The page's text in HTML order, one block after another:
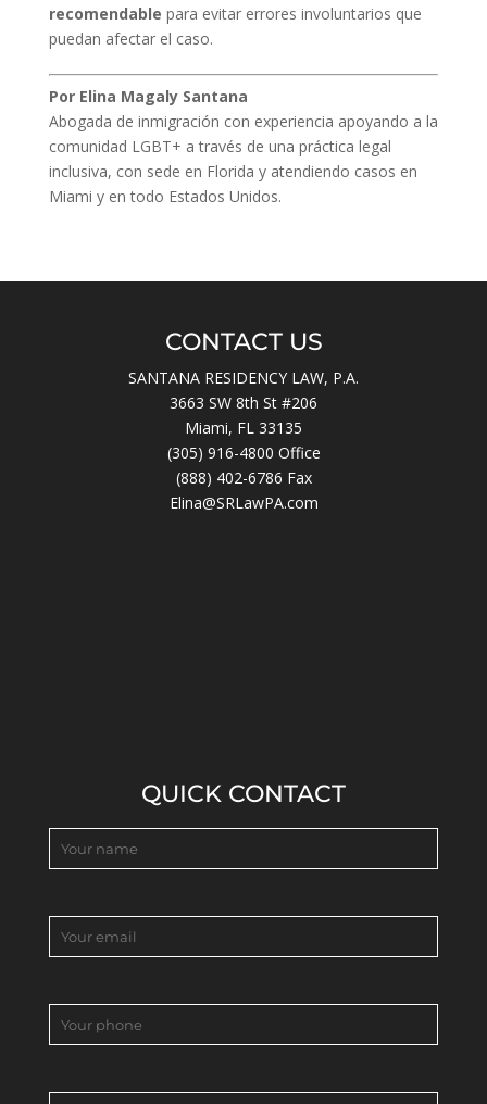
recomendable para evitar errores involuntarios que
puedan afectar el caso.
Por Elina Magaly Santana
Abogada de inmigración con experiencia apoyando a la
comunidad LGBT+ a través de una práctica legal
inclusiva, con sede en Florida y atendiendo casos en
Miami y en todo Estados Unidos.
CONTACT US
SANTANA RESIDENCY LAW, P.A.
3663 SW 8th St #206
Miami, FL 33135
(305) 916-4800 Office
(888) 402-6786 Fax
Elina@SRLawPA.com
QUICK CONTACT